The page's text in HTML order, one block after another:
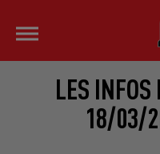
LES
18/03/